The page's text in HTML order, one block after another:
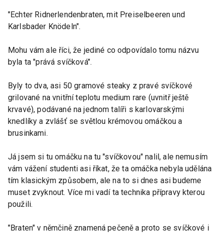
"Echter Ridnerlendenbraten, mit Preiselbeeren und
Karlsbader Knödeln".
Mohu vám ale říci, že jediné co odpovídalo tomu názvu
byla ta "prává svíčková".
Byly to dva, asi 50 gramové steaky z pravé svíčkové
grilované na vnitřní teplotu medium rare (uvnitř ještě
krvavé), podávané na jednom talíři s karlovarskými
knedlíky a zvlášť se světlou krémovou omáčkou a
brusinkami.
Já jsem si tu omáčku na tu "svíčkovou" nalil, ale nemusím
vám vážení studenti asi říkat, že ta omáčka nebyla udělána
tím klasickým způsobem, ale na to si dnes asi budeme
muset zvyknout. Více mi vadí ta technika přípravy kterou
použili.
"Braten" v němčině znamená pečeně a proto se svíčkové i